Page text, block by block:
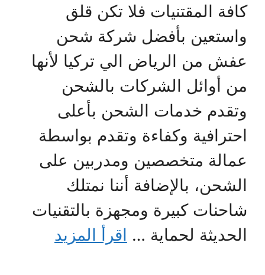
كافة المقتنيات فلا تكن قلق
واستعين بأفضل شركة شحن
عفش من الرياض الي تركيا لأنها
من أوائل الشركات بالشحن
وتقدم خدمات الشحن بأعلى
احترافية وكفاءة وتقدم بواسطة
عمالة متخصصين ومدربين على
الشحن، بالإضافة أننا نمتلك
شاحنات كبيرة ومجهزة بالتقنيات
الحديثة لحماية … اقرأ المزيد